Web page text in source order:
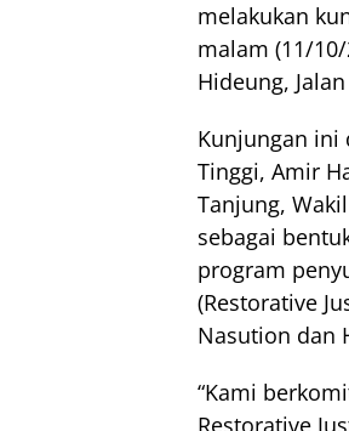
melakukan
malam (11/
Hideung,
Kunjungan ini
Tinggi, Amir
Tanjung,
sebagai
program
(Restorative
Nasution dan
“Kami